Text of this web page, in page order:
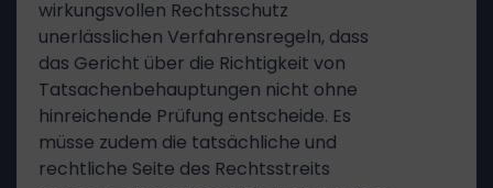
wirkungsvollen Rechtsschutz
unerlässlichen Verfahrensregeln, dass
das Gericht über die Richtigkeit von
Tatsachenbehauptungen nicht ohne
hinreichende Prüfung entscheide. Es
müsse zudem die tatsächliche und
rechtliche Seite des Rechtsstreits